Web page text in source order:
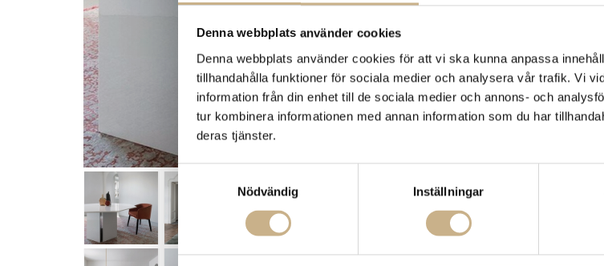
Denna webbplats använder cookies
Denna webbplats använder cookies för att vi ska kunna anpassa
tillhandahålla funktioner för sociala medier och analysera vår trafik. Vi
information från din enhet till de sociala medier och annons- och
tur kombinera informationen med annan information som du har
deras tjänster.
Samtyckesval
Nödvändig
Inställningar